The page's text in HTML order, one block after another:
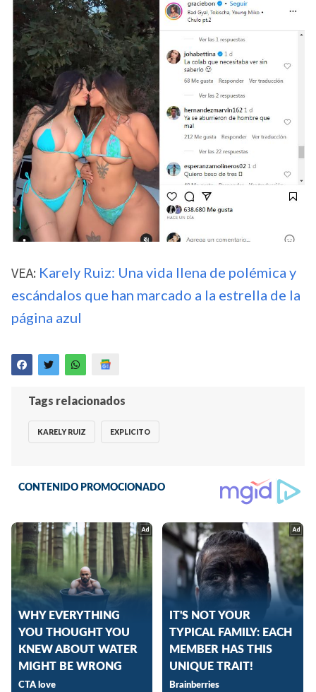
VEA: Karely Ruiz: Una vida llena de polémica y
escándalos que han marcado a la estrella de la
página azul
Tags relacionados
KARELY RUIZ EXPLICITO